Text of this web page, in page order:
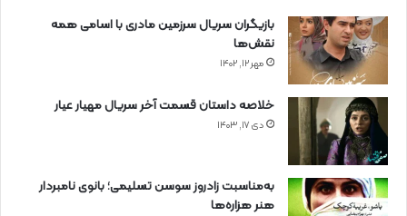
بازیگران سریال سرزمین مادری با اسامی همه
نقش‌ها
مهر ۱۲, ۱۴۰۲
خلاصه داستان قسمت آخر سریال مهیار عیار
دی ۱۷, ۱۴۰۳
به‌مناسبت زادروز سوسن تسلیمی؛ بانوی نامبردار
هنر هزاره‌ها